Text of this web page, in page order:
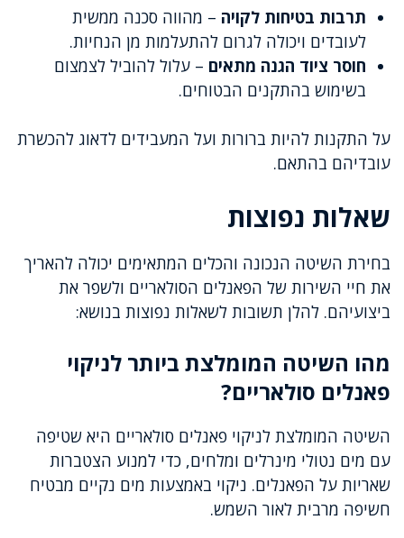
תרבות בטיחות לקויה – מהווה סכנה ממשית
לעובדים ויכולה לגרום להתעלמות מן הנחיות.
חוסר ציוד הגנה מתאים – עלול להוביל לצמצום
בשימוש בהתקנים הבטוחים.
על התקנות להיות ברורות ועל המעבידים לדאוג להכשרת
עובדיהם בהתאם.
שאלות נפוצות
בחירת השיטה הנכונה והכלים המתאימים יכולה להאריך
את חיי השירות של הפאנלים הסולאריים ולשפר את
ביצועיהם. להלן תשובות לשאלות נפוצות בנושא:
מהו השיטה המומלצת ביותר לניקוי
פאנלים סולאריים?
השיטה המומלצת לניקוי פאנלים סולאריים היא שטיפה
עם מים נטולי מינרלים ומלחים, כדי למנוע הצטברות
שאריות על הפאנלים. ניקוי באמצעות מים נקיים מבטיח
חשיפה מרבית לאור השמש.